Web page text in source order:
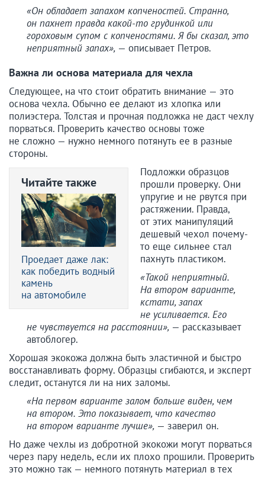
«Он обладает запахом копченостей. Странно,
он пахнет правда какой-то грудинкой или
гороховым супом с копченостями. Я бы сказал, это
неприятный запах», — описывает Петров.
Важна ли основа материала для чехла
Следующее, на что стоит обратить внимание — это
основа чехла. Обычно ее делают из хлопка или
полиэстера. Толстая и прочная подложка не даст чехлу
порваться. Проверить качество основы тоже
не сложно — нужно немного потянуть ее в разные
стороны.
Читайте также
Проедает даже лак:
как победить водный
камень
на автомобиле
Подложки образцов
прошли проверку. Они
упругие и не рвутся при
растяжении. Правда,
от этих манипуляций
дешевый чехол почему-
то еще сильнее стал
пахнуть пластиком.
«Такой неприятный.
На втором варианте,
кстати, запах
не усиливается. Его
не чувствуется на расстоянии», — рассказывает
автоблогер.
Хорошая экокожа должна быть эластичной и быстро
восстанавливать форму. Образцы сгибаются, и эксперт
следит, останутся ли на них заломы.
«На первом варианте залом больше виден, чем
на втором. Это показывает, что качество
на втором варианте лучше», — заверил он.
Но даже чехлы из добротной экокожи могут порваться
через пару недель, если их плохо прошили. Проверить
это можно так — немного потянуть материал в тех